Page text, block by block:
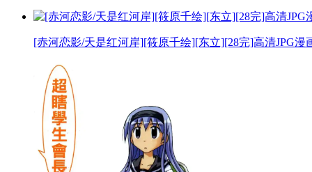
[赤河恋影/天是红河岸][筱原千绘][东立][28完]高清JPG漫